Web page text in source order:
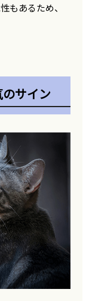
もあるため、
のサイン